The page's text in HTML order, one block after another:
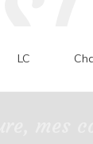
LC